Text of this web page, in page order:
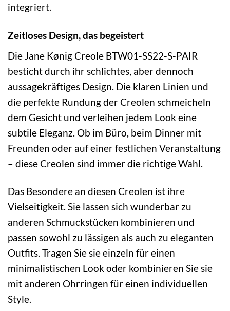
integriert.
Zeitloses Design, das begeistert
Die Jane Kønig Creole BTW01-SS22-S-PAIR
besticht durch ihr schlichtes, aber dennoch
aussagekräftiges Design. Die klaren Linien und
die perfekte Rundung der Creolen schmeicheln
dem Gesicht und verleihen jedem Look eine
subtile Eleganz. Ob im Büro, beim Dinner mit
Freunden oder auf einer festlichen Veranstaltung
– diese Creolen sind immer die richtige Wahl.
Das Besondere an diesen Creolen ist ihre
Vielseitigkeit. Sie lassen sich wunderbar zu
anderen Schmuckstücken kombinieren und
passen sowohl zu lässigen als auch zu eleganten
Outfits. Tragen Sie sie einzeln für einen
minimalistischen Look oder kombinieren Sie sie
mit anderen Ohrringen für einen individuellen
Style.